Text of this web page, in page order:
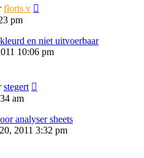
floris v
pm
en niet uitvoerbaar
10:06 pm
stegert
am
analyser sheets
2011 3:32 pm